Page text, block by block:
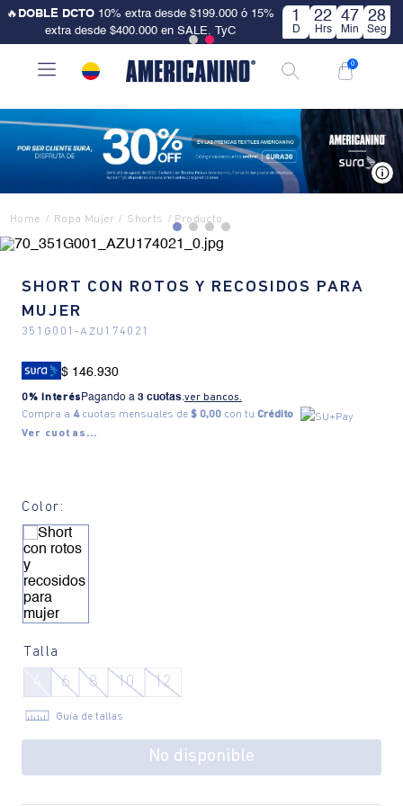
🔥 DOBLE DCTO 10% extra desde $199.000 ó 15%
extra desde $400.000 en SALE. TyC
1
D
22
Hrs
47
Min
28
Seg
0
Ropa Mujer Shorts
SHORT CON ROTOS Y RECOSIDOS PARA
MUJER
351G001-AZU174021
$ 146.930
0% Interés Pagando a 3 cuotas.ver bancos.
Compra a 4cuotas mensuales de $ 0,00 con tu Crédito
Ver cuotas...
Color:
Talla
6 8 10 12
Guía de tallas
No disponible